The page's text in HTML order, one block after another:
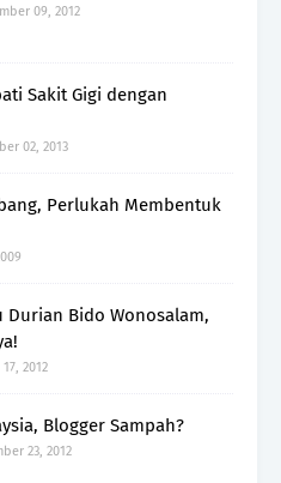
09, 2012
Sakit Gigi dengan
02, 2013
Perlukah Membentuk
Durian Bido Wonosalam,
2012
Blogger Sampah?
23, 2012